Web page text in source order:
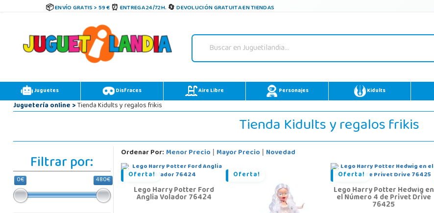
ENVÍO GRATIS > 59 € ENTREGA 24/72H. DEVOLUCIÓN GRATUITA EN TIENDAS
Juguetes Disfraces Aire Libre Personajes Kidults
Juguetería online>Tienda Kidults y regalos frikis
Tienda Kidults y regalos frikis
Filtrar por:
0€ 480€
Ordenar Por: Menor Precio | Mayor Precio | Novedad
Oferta!
Lego Harry Potter Ford
Anglia Volador 76424
Oferta! Oferta!
Lego Harry Potter Hedwig en
el Número 4 de Privet Drive
76425